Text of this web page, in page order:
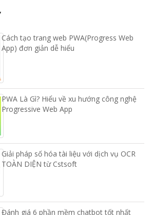
Cách tạo trang web PWA(Progress Web
App) đơn giản dễ hiểu
PWA Là Gì? Hiểu về xu hướng công nghệ
Progressive Web App
Giải pháp số hóa tài liệu với dịch vụ OCR
TOÀN DIỆN từ Cstsoft
Đánh giá 6 phần mềm chatbot tốt nhất